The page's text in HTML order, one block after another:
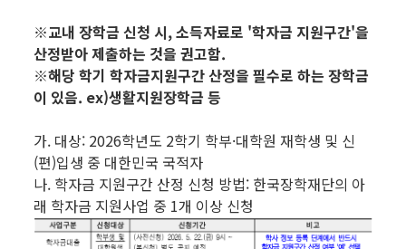
※교내 장학금 신청 시, 소득자료로 '학자금 지원구간'을
산정받아 제출하는 것을 권고함.
※해당 학기 학자금지원구간 산정을 필수로 하는 장학금
이 있음. ex)생활지원장학금 등
가. 대상: 2026학년도 2학기 학부·대학원 재학생 및 신
(편)입생 중 대한민국 국적자
나. 학자금 지원구간 산정 신청 방법: 한국장학재단의 아
래 학자금 지원사업 중 1개 이상 신청